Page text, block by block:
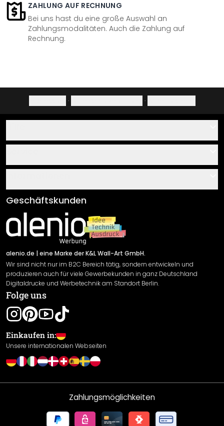
ZAHLUNG AUF RECHNUNG
Bei uns hast du eine große Auswahl an
Zahlungsmodalitäten. Auch die Zahlung auf
Rechnung.
· ·
Über uns
Klebe- und Montageanleitungen
Newsletter An-/Abmeldung
Sendungsverfolgung
AGB
Impressum
Versand & Zahlung
Rücksendung
Widerrufsrecht
Datenschutzerklärung
Gewährleistung
Leistungserklärung / CE-Zeichen
Cookie Einstellungen
Geschäftskunden
alenio.de | eine Marke der K&L Wall-Art GmbH.
Wir sind nicht nur im B2C Bereich tätig, sondern entwickeln und
produzieren auch für viele Gewerbekunden in ganz Deutschland
Digitaldrucke und Werbetechnik am Standort Berlin.
Folge uns
Einkaufen in:
Unsere internationalen Webseiten
Zahlungsmöglichkeiten